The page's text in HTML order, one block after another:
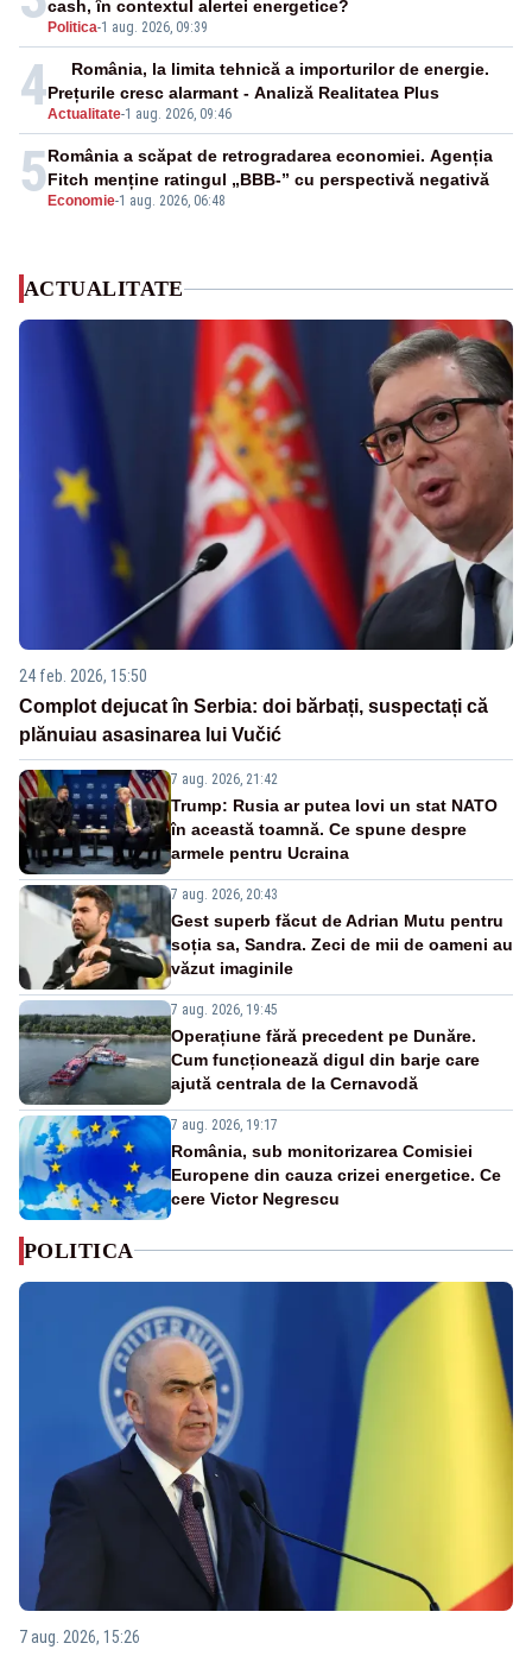
Politica-1 aug. 2026, 09:39
cash, în contextul alertei energetice?
4Actualitate-1 aug. 2026, 09:46
România, la limita tehnică a importurilor de energie.
Prețurile cresc alarmant - Analiză Realitatea Plus
5 Economie-1 aug. 2026, 06:48
România a scăpat de retrogradarea economiei. Agenția
Fitch menține ratingul „BBB-” cu perspectivă negativă
ACTUALITATE
24 feb. 2026, 15:50
Complot dejucat în Serbia: doi bărbați, suspectați că
plănuiau asasinarea lui Vučić
7 aug. 2026, 21:42
Trump: Rusia ar putea lovi un stat NATO
în această toamnă. Ce spune despre
armele pentru Ucraina
7 aug. 2026, 20:43
Gest superb făcut de Adrian Mutu pentru
soția sa, Sandra. Zeci de mii de oameni au
văzut imaginile
7 aug. 2026, 19:45
Operațiune fără precedent pe Dunăre.
Cum funcționează digul din barje care
ajută centrala de la Cernavodă
7 aug. 2026, 19:17
România, sub monitorizarea Comisiei
Europene din cauza crizei energetice. Ce
cere Victor Negrescu
POLITICA
7 aug. 2026, 15:26